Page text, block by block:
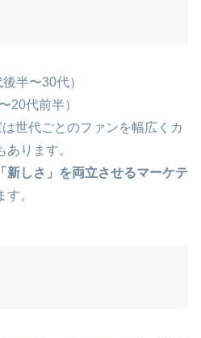
半〜30代）
20代前半）
世代ごとのファンを幅広くカ
ります。
新しさ」を両立させるマーケテ
。